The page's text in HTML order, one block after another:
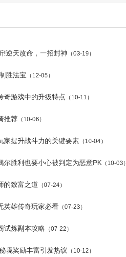
!逆天改命，一招封神 （03-19）
胜法宝 （12-05）
奇游戏中的升级特点 （10-11）
推荐 （10-06）
家提升战斗力的关键要素 （10-04）
尔胜利也要小心被判定为恶意PK （10-03
的致富之道 （07-24）
英雄传奇玩家必看 （07-23）
试炼副本攻略 （07-22）
境奖励丰富引发热议 （10-12）